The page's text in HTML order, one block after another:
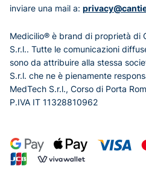
inviare una mail a:
Medicilio® è brand di proprietà di
S.r.l.. Tutte le comunicazioni
sono da attribuire alla stessa
S.r.l. che ne è pienamente
MedTech S.r.l., Corso di Porta
P.IVA IT 11328810962